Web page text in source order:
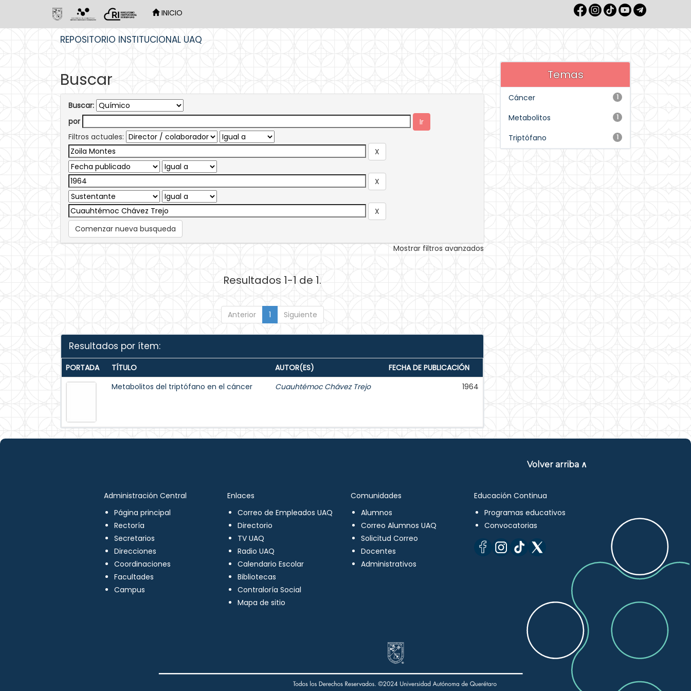
INICIO
REPOSITORIO INSTITUCIONAL UAQ
Buscar
Buscar:
por
Filtros actuales:
Comenzar nueva busqueda
Mostrar filtros avanzados
Resultados 1-1 de 1.
Anterior 1 Siguiente
Resultados por ítem:
PORTADA TÍTULO AUTOR(ES)
FECHA DE PUBLICACIÓN
Metabolitos del triptófano en el cáncer
Cuauhtémoc Chávez Trejo 1964
Temas
1
Cáncer
1
Metabolitos
1
Triptófano
Volver arriba ∧
Administración Central
Página principal
Rectoría
Secretarios
Direcciones
Coordinaciones
Facultades
Campus
Enlaces
Correo de Empleados UAQ
Directorio
TV UAQ
Radio UAQ
Calendario Escolar
Bibliotecas
Contraloría Social
Mapa de sitio
Comunidades
Alumnos
Correo Alumnos UAQ
Solicitud Correo
Docentes
Administrativos
Educación Continua
Programas educativos
Convocatorias